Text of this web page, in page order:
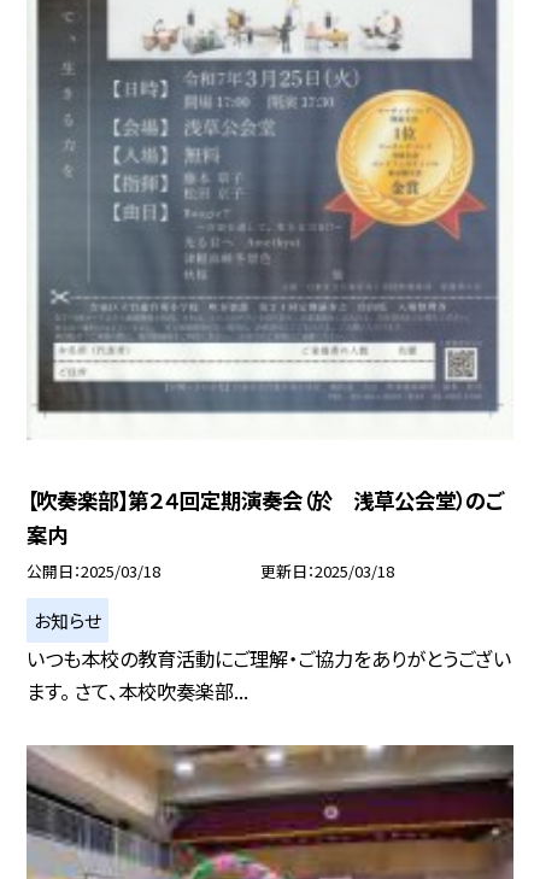
【吹奏楽部】第２４回定期演奏会（於 浅草公会堂）のご
案内
公開日 2025/03/18 更新日 2025/03/18
お知らせ
いつも本校の教育活動にご理解・ご協力をありがとうござい
ます。 さて、本校吹奏楽部...